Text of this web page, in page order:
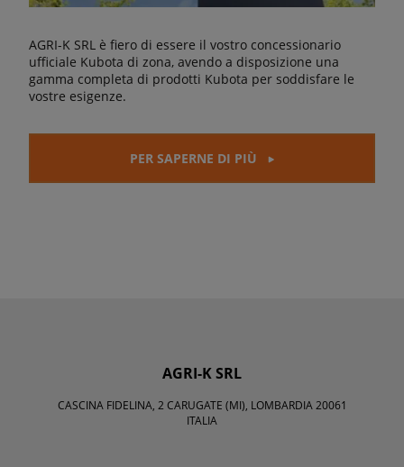
AGRI-K SRL è fiero di essere il vostro concessionario
ufficiale Kubota di zona, avendo a disposizione una
gamma completa di prodotti Kubota per soddisfare le
vostre esigenze.
PER SAPERNE DI PIÙ
AGRI-K SRL
CASCINA FIDELINA, 2 CARUGATE (MI), LOMBARDIA 20061
ITALIA